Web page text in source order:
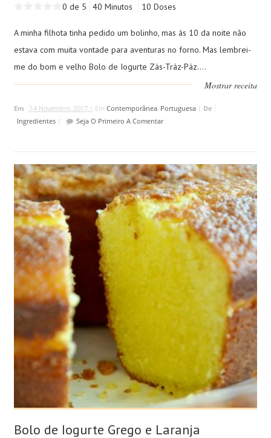
0 de 5 40 Minutos 10 Doses
A minha filhota tinha pedido um bolinho, mas ás 10 da noite não
estava com muita vontade para aventuras no forno. Mas lembrei-
me do bom e velho Bolo de Iogurte Zás-Tráz-Páz....
Mostrar receita
Em 14 Novembro, 2017 | Em Contemporânea, Portuguesa| De
Ingredientes| Seja O Primeiro A Comentar
Bolo de Iogurte Grego e Laranja